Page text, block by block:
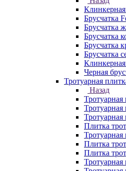
Клинкерная
Брусчатка
Брусчатка
Брусчатка
Брусчатка
Брусчатка
Черная
Тротуарная
Назад
Тротуарная
Тротуарная
Плитка
Плитка
Плитка
Тротуарная